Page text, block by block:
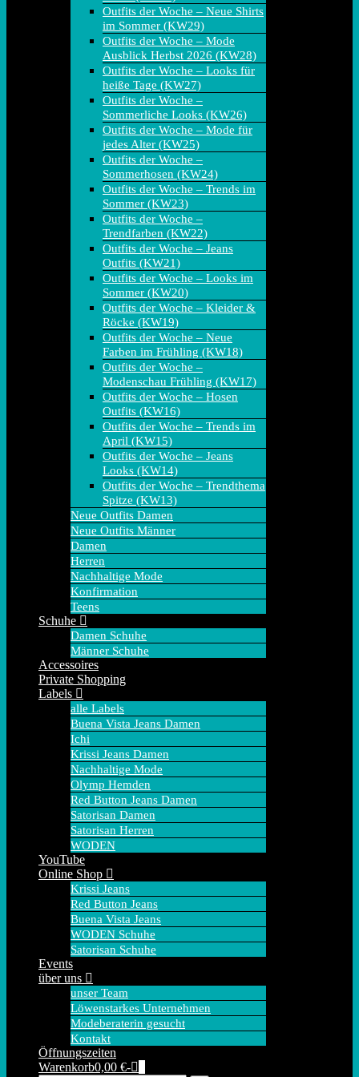
Outfits der Woche – Neue Shirts
im Sommer (KW29)
Outfits der Woche – Mode
Ausblick Herbst 2026 (KW28)
Outfits der Woche – Looks für
heiße Tage (KW27)
Outfits der Woche –
Sommerliche Looks (KW26)
Outfits der Woche – Mode für
jedes Alter (KW25)
Outfits der Woche –
Sommerhosen (KW24)
Outfits der Woche – Trends im
Sommer (KW23)
Outfits der Woche –
Trendfarben (KW22)
Outfits der Woche – Jeans
Outfits (KW21)
Outfits der Woche – Looks im
Sommer (KW20)
Outfits der Woche – Kleider &
Röcke (KW19)
Outfits der Woche – Neue
Farben im Frühling (KW18)
Outfits der Woche –
Modenschau Frühling (KW17)
Outfits der Woche – Hosen
Outfits (KW16)
Outfits der Woche – Trends im
April (KW15)
Outfits der Woche – Jeans
Looks (KW14)
Outfits der Woche – Trendthema
Spitze (KW13)
Neue Outfits Damen
Neue Outfits Männer
Damen
Herren
Nachhaltige Mode
Konfirmation
Teens
Schuhe
Damen Schuhe
Männer Schuhe
Accessoires
Private Shopping
Labels
alle Labels
Buena Vista Jeans Damen
Ichi
Krissi Jeans Damen
Nachhaltige Mode
Olymp Hemden
Red Button Jeans Damen
Satorisan Damen
Satorisan Herren
WODEN
YouTube
Online Shop
Krissi Jeans
Red Button Jeans
Buena Vista Jeans
WODEN Schuhe
Satorisan Schuhe
Events
über uns
unser Team
Löwenstarkes Unternehmen
Modeberaterin gesucht
Kontakt
Öffnungszeiten
Warenkorb
Warenkorb0,00 €-